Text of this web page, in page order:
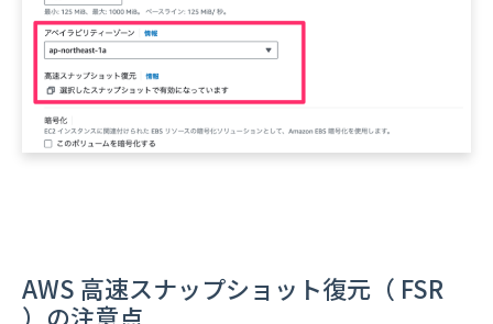
AWS 高速スナップショット復元（ FSR
）の注意点